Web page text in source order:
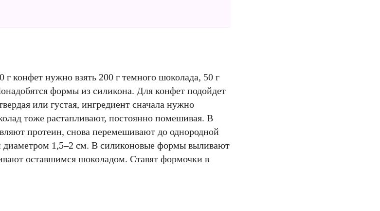
конфет нужно взять 200 г темного шоколада, 50 г
формы из силикона. Для конфет подойдет
или густая, ингредиент сначала нужно
тоже растапливают, постоянно помешивая. В
протеин, снова перемешивают до однородной
1,5–2 см. В силиконовые формы выливают
оставшимся шоколадом. Ставят формочки в